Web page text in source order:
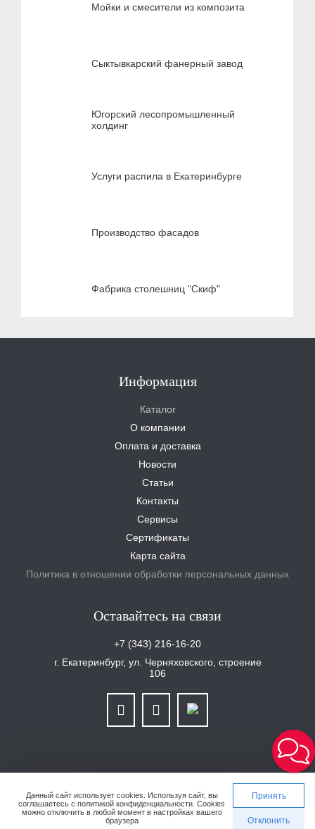
Мойки и смесители из композита
Сыктывкарский фанерный завод
Югорский лесопромышленный
холдинг
Услуги распила в Екатеринбурге
Производство фасадов
Фабрика столешниц "Скиф"
Информация
Каталог
О компании
Оплата и доставка
Новости
Статьи
Контакты
Сервисы
Сертификаты
Карта сайта
Политика в отношении обработки персональных данных
Оставайтесь на связи
+7 (343) 216-16-20
г. Екатеринбург, ул. Черняховского, строение
106
ООО «Уралплит» | ИНН/КПП 6679025768/667901001 | ОГРН 1126679029465
Сделано в студии 4eo.ru
Данный сайт использует cookies.
Используя сайт, вы
соглашаетесь с политикой конфиденциальности . Cookies
можно отключить в любой момент в настройках вашего
браузера
Принять
Отклонить